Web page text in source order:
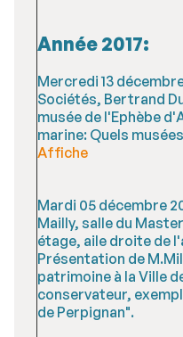
Année 2017:
Mercredi 13
Sociétés, Bertrand
musée de l'Ephèbe
marine: Quels
Affiche
Mardi 05 décembre
Mailly, salle du
étage, aile droite de
Présentation de
patrimoine à la Ville
conservateur,
de Perpignan".